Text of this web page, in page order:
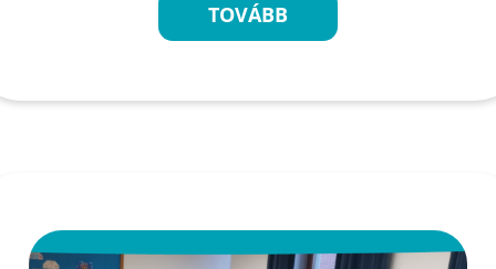
TOVÁBB